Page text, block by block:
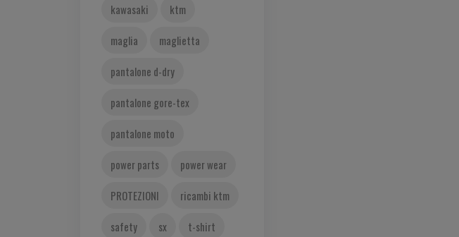
kawasaki
ktm
maglia
maglietta
pantalone d-dry
pantalone gore-tex
pantalone moto
power parts
power wear
PROTEZIONI
ricambi ktm
safety
sx t-shirt